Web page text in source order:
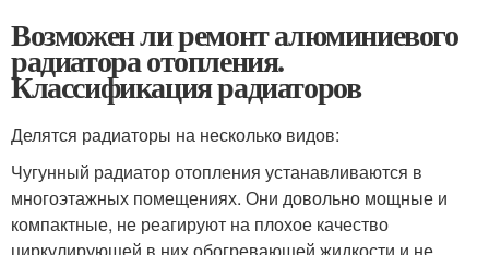
Возможен ли ремонт алюминиевого
радиатора отопления.
Классификация радиаторов
Делятся радиаторы на несколько видов:
Чугунный радиатор отопления устанавливаются в
многоэтажных помещениях. Они довольно мощные и
компактные, не реагируют на плохое качество